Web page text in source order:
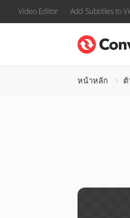
Video Editor Add Subtitles to
หน้าหลัก ตั